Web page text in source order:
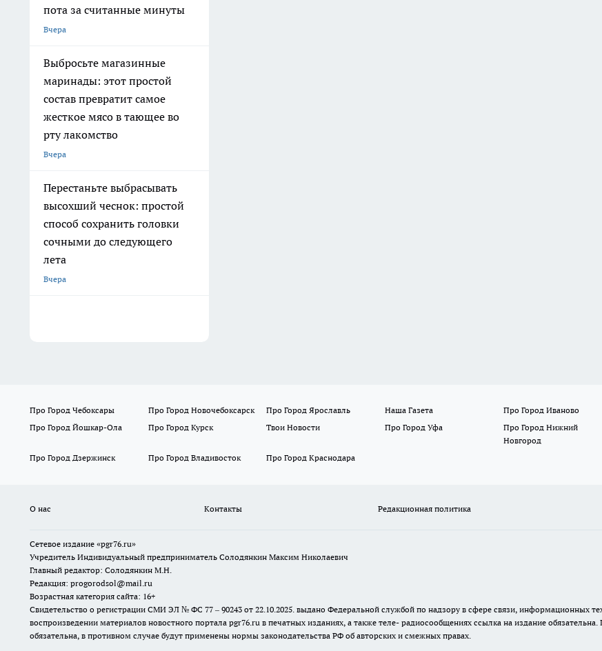
пота за считанные минуты
Вчера
Выбросьте магазинные
маринады: этот простой
состав превратит самое
жесткое мясо в тающее во
рту лакомство
Вчера
Перестаньте выбрасывать
высохший чеснок: простой
способ сохранить головки
сочными до следующего
лета
Вчера
Про Город Чебоксары Про Город Новочебоксарск Про Город Ярославль Наша Газета
Про Город Иваново
Про Город Йошкар-Ола
Про Город Курск Твои Новости Про Город Уфа
Про Город Нижний
Новгород
Про Город Дзержинск
Про Город Владивосток Про Город Краснодара
О нас Контакты Редакционная политика
Сетевое издание «pgr76.ru»
Учредитель Индивидуальный предприниматель Солодянкин Максим Николаевич
Главный редактор: Солодянкин М.Н.
Редакция: progorodsol@mail.ru
Возрастная категория сайта: 16+
Свидетельство о регистрации СМИ ЭЛ № ФС 77 – 90243 от 22.10.2025. выдано Федеральной службой по надзору в сфере связи, информационных
воспроизведении материалов новостного портала pgr76.ru в печатных изданиях, а также теле- радиосообщениях ссылка на издание
обязательна, в противном случае будут применены нормы законодательства РФ об авторских и смежных правах.